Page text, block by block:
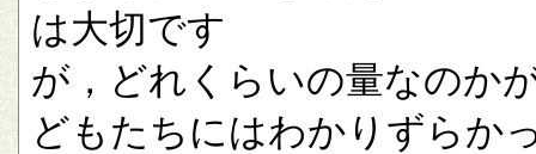
は大切です
が，どれくらいの量なのか
どもたちにはわかりずらか